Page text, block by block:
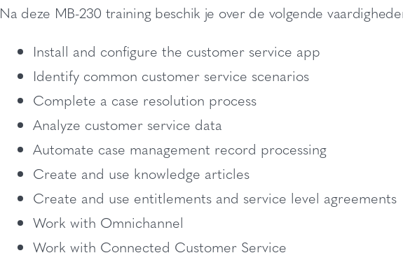
Na deze MB-230 training beschik je over de volgende
Install and configure the customer service app
Identify common customer service scenarios
Complete a case resolution process
Analyze customer service data
Automate case management record processing
Create and use knowledge articles
Create and use entitlements and service level agreements
Work with Omnichannel
Work with Connected Customer Service